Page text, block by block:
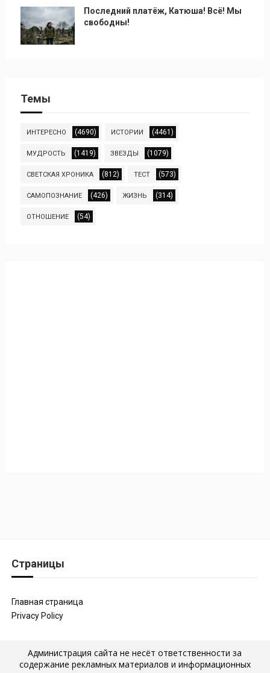
Последний платёж, Катюша! Всё! Мы
свободны!
Темы
ИНТЕРЕСНО (4690) ИСТОРИИ (4461)
МУДРОСТЬ (1419) ЗВЕЗДЫ (1079)
СВЕТСКАЯ ХРОНИКА (812) ТЕСТ (573)
САМОПОЗНАНИЕ (426) ЖИЗНЬ (314)
ОТНОШЕНИЕ (54)
Страницы
Главная страница
Privacy Policy
Администрация сайта не несёт ответственности за
содержание рекламных материалов и информационных